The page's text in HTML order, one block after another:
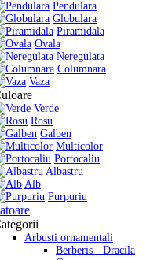
Pendulara
Globulara
Piramidala
Ovala
Neregulata
Columnara
Vaza
Verde
Rosu
Galben
Multicolor
Portocaliu
Albastru
Alb
Purpuriu
Arbusti ornamentali
Berberis - Dracila